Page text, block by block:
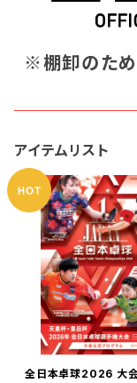
※棚卸のため
アイテムリスト
全日本卓球2026 大